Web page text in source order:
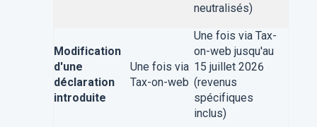
neutralisés)
Modification
d'une
déclaration
introduite
Une fois via
Tax-on-web
Une fois via Tax-
on-web jusqu'au
15 juillet 2026
(revenus
spécifiques
inclus)